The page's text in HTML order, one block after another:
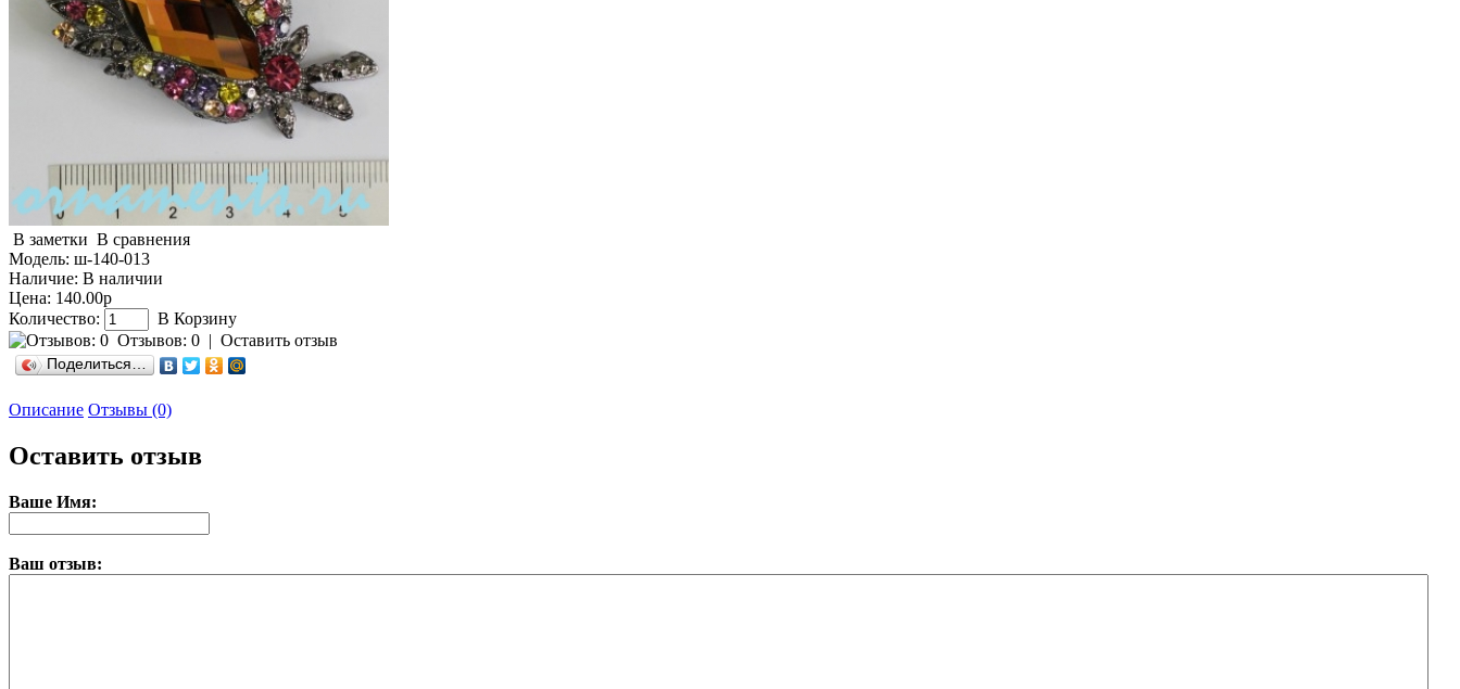
В заметки В сравнения
Модель: ш-140-013
Наличие: В наличии
Цена: 140.00р
Количество:
В Корзину
Отзывов: 0 | Оставить отзыв
Поделиться…
Описание Отзывы (0)
Оставить отзыв
Ваше Имя:
Ваш отзыв: